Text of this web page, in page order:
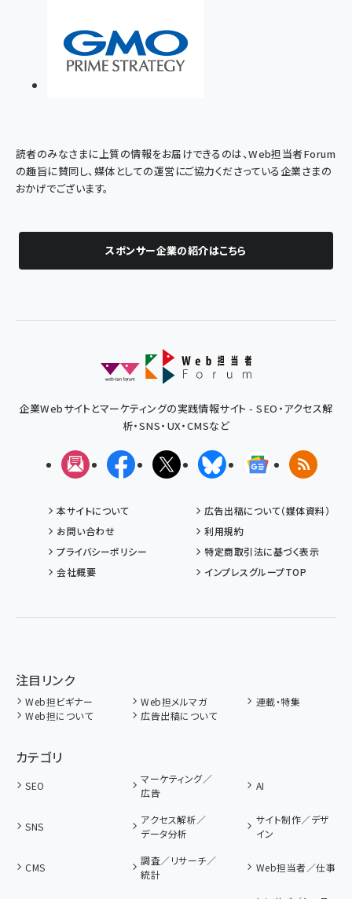
読者のみなさまに上質の情報をお届けできるのは、Web担当者Forum
の趣旨に賛同し、媒体としての運営にご協力くださっている企業さまの
おかげでございます。
スポンサー企業の紹介はこちら
企業Webサイトとマーケティングの実践情報サイト - SEO・アクセス解
析・SNS・UX・CMSなど
メルマガFacebookX(エックス)BlueskyGoogleニュ
RSS
本サイトについて
広告出稿について（媒体資料）
お問い合わせ
利用規約
プライバシーポリシー
特定商取引法に基づく表示
会社概要
インプレスグループTOP
注目リンク
Web担ビギナー Web担メルマガ
連載・特集
Web担について
広告出稿について
カテゴリ
SEO
マーケティング／
広告
AI
SNS
アクセス解析／
データ分析
サイト制作／デザ
イン
CMS
調査／リサーチ／
統計
Web担当者／仕事